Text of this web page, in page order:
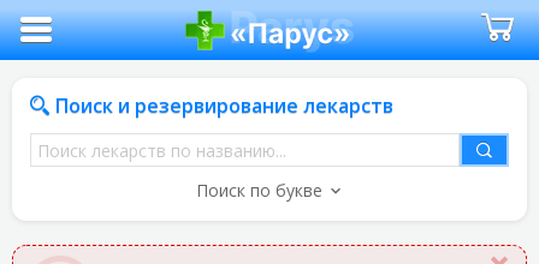
Поиск и резервирование лекарств
Поиск
лекарств
названию
Поиск по букве